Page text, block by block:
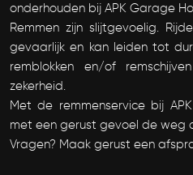
onderhouden bij APK Garage
Remmen zijn slijtgevoelig.
gevaarlijk en kan leiden tot
remblokken en/of
zekerheid.
Met de remmenservice bij
met een gerust gevoel de weg
Vragen? Maak gerust een